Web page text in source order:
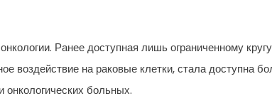
Ранее доступная лишь ограниченному
воздействие на раковые клетки, стала доступна
больных.